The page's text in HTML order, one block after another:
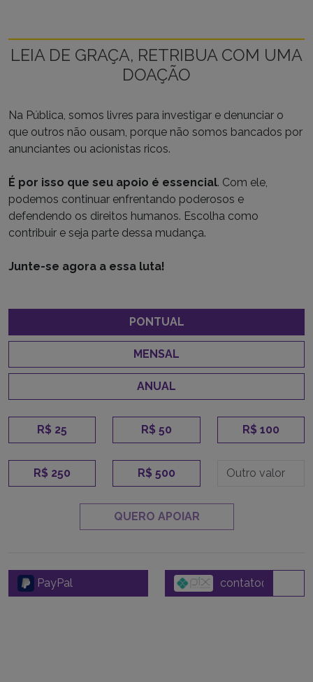
LEIA DE GRAÇA, RETRIBUA COM UMA
DOAÇÃO
Na Pública, somos livres para investigar e denunciar o
que outros não ousam, porque não somos bancados por
anunciantes ou acionistas ricos.
É por isso que seu apoio é essencial. Com ele,
podemos continuar enfrentando poderosos e
defendendo os direitos humanos. Escolha como
contribuir e seja parte dessa mudança.
Junte-se agora a essa luta!
PONTUAL
MENSAL
ANUAL
R$ 25 R$ 50 R$ 100
R$ 250 R$ 500
QUERO APOIAR
PayPal